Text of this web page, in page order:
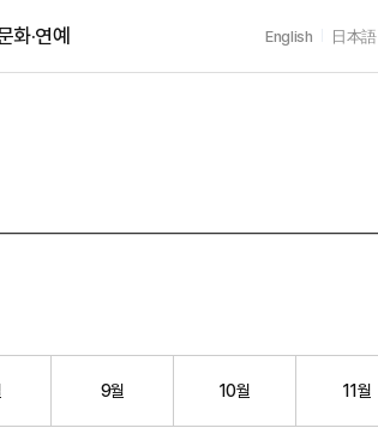
화·연예 English 日本語
9월 10월 11월